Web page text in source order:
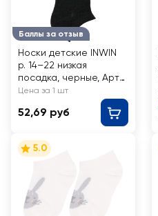
Баллы за отзыв
Носки детские INWIN
р. 14–22 низкая
посадка, черные, Арт
BKSU-01-LB
Цена за 1 шт
52,69 руб
5.0